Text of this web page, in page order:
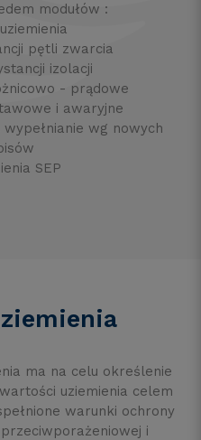
modułów :
pętli zwarcia
izolacji
- prądowe
i awaryjne
wg nowych
SEP
ma na celu określenie
uziemienia celem
warunki ochrony
i